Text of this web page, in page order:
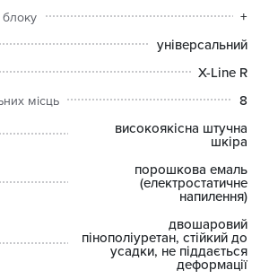
+
універсальний
X-Line R
місць 8
високоякісна штучна
шкіра
порошкова емаль
(електростатичне
напилення)
двошаровий
пінополіуретан, стійкий до
усадки, не піддається
деформації